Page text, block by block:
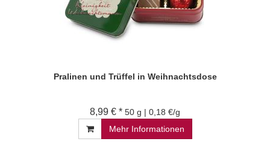
Pralinen und Trüffel in Weihnachtsdose
8,99 € * 50 g | 0,18 €/g
Mehr Informationen